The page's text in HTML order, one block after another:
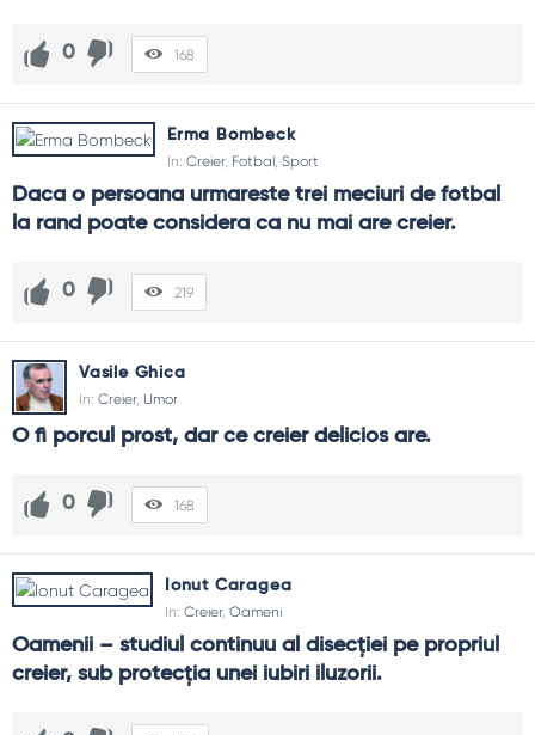
0 168
Erma Bombeck
In: Creier, Fotbal, Sport
Daca o persoana urmareste trei meciuri de fotbal
la rand poate considera ca nu mai are creier.
0 219
Vasile Ghica
In: Creier, Umor
O fi porcul prost, dar ce creier delicios are.
0 168
Ionut Caragea
In: Creier, Oameni
Oamenii – studiul continuu al disecţiei pe propriul
creier, sub protecţia unei iubiri iluzorii.